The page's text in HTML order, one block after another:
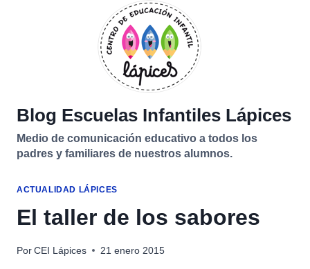
Blog Escuelas Infantiles Lápices
Medio de comunicación educativo a todos los
padres y familiares de nuestros alumnos.
ACTUALIDAD LÁPICES
El taller de los sabores
Por CEI Lápices 21 enero 2015